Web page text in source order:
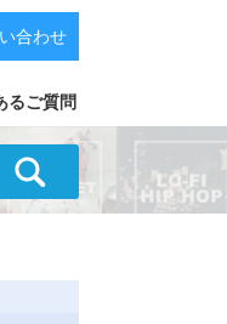
るご質問
合わせ